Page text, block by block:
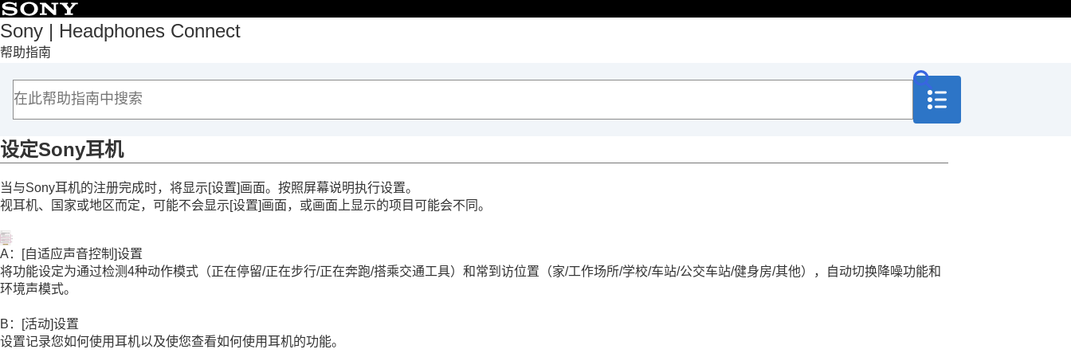
Sony | Headphones Connect
帮助指南
首页
入门
兼容设备列表
安装“Sony | Headphones Connect”
注册Sony耳机
设定Sony耳机
如何使用
重要信息
故障排除
辅助功能
设定Sony耳机
当与Sony耳机的注册完成时，将显示[设置]画面。按照屏幕说明执行设置。
视耳机、国家或地区而定，可能不会显示[设置]画面，或画面上显示的项目可能会不同。
A：[自适应声音控制 ]设置
将功能设定为通过检测4种动作模式（正在停留/正在步行/正在奔跑/搭乘交通工具）和常到访位置（家/工作场所/学校/车站/公交车站/健身房/其他），自动切换降噪功能和
环境声模式。
B：[活动]设置
设置记录您如何使用耳机以及使您查看如何使用耳机的功能。